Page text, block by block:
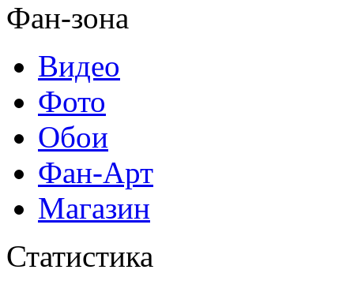
Фан-зона
Видео
Фото
Обои
Фан-Арт
Магазин
Статистика